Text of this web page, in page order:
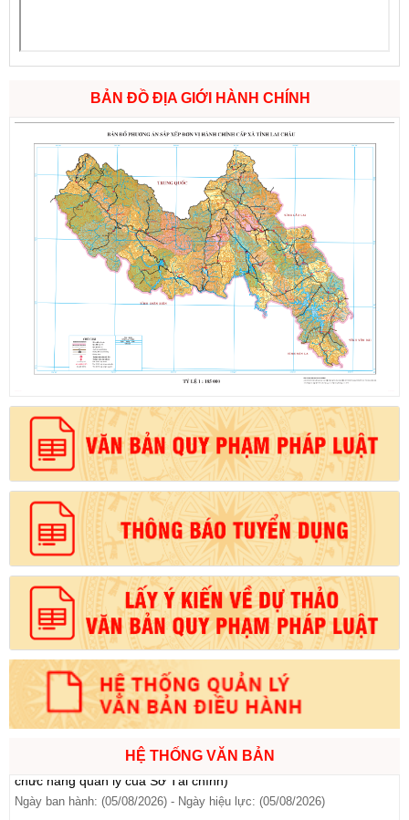
BẢN ĐỒ ĐỊA GIỚI HÀNH CHÍNH
HỆ THỐNG VĂN BẢN
Số:1721/QĐ-UBND
Tên:(Quyết định Phê duyệt phương án đấu giá quyền sử dụng
đất đối với 04 thửa đất thương mại, dịch vụ năm 2026 trên địa
bàn tỉnh Lai Châu)
Ngày ban hành: (07/08/2026) -Ngày hiệu lực: (07/08/2026)
Số:6731/UBND-KTN
Tên:(Công văn V/v triển khai thực hiện Nghị định số
303/2026/NĐ-CP ngày 01/8/2026 của Chính phủ sửa đổi, bổ
sung một số điều của Nghị định số 32/2024/NĐ-CP ngày
15/3/2024 của Chính phủ về quản lý, phát triển cụm công nghiệp)
Ngày ban hành: (06/08/2026)
Số:
1701/QĐ-UBND
Tên:(Quyết định Về việc công bố thủ tục hành chính được sửa
đổi, bổ sung và phê duyệt Quy trình nội bộ giải quyết trong lĩnh
vực thành lập và hoạt động của hộ kinh doanh thuộc phạm vi
chức năng quản lý của Sở Tài chính)
Ngày ban hành: (05/08/2026) - Ngày hiệu lực: (05/08/2026)